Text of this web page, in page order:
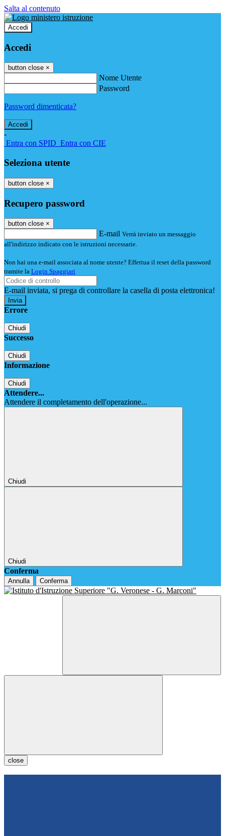
Salta al contenuto
Accedi
Accedi
button close ×
Nome Utente
Password
Password dimenticata?
-
Entra con SPID Entra con CIE
Seleziona utente
button close ×
Recupero password
button close ×
E-mail Verrà inviato un messaggio
all'indirizzo indicato con le istruzioni necessarie.
Non hai una e-mail associata al nome utente? Effettua il reset della password
tramite la Login Spaggiari
E-mail inviata, si prega di controllare la casella di posta elettronica!
Errore
Chiudi
Successo
Chiudi
Informazione
Chiudi
Attendere...
Attendere il completamento dell'operazione...
Chiudi
Chiudi
Conferma
Annulla Conferma
close